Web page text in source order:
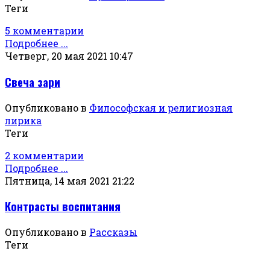
Теги
5 комментарии
Подробнее ...
Четверг, 20 мая 2021 10:47
Свеча зари
Опубликовано в Философская и религиозная
лирика
Теги
2 комментарии
Подробнее ...
Пятница, 14 мая 2021 21:22
Контрасты воспитания
Опубликовано в Рассказы
Теги